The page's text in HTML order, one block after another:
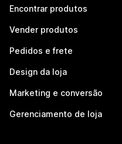
Encontrar produtos
Vender produtos
Pedidos e frete
Design da loja
Marketing e conversão
Gerenciamento de loja